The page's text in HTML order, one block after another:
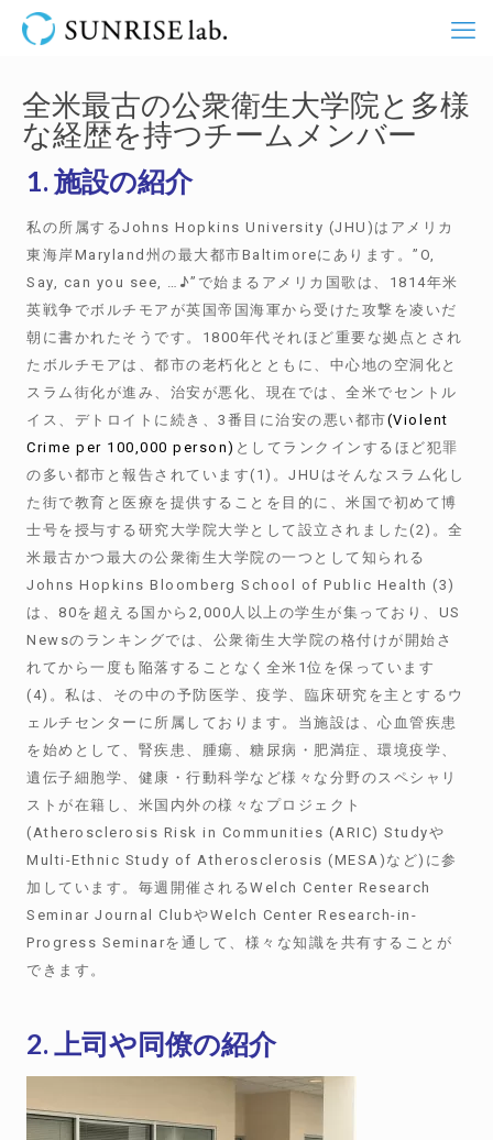
全米最古の公衆衛生大学院と多様
な経歴を持つチームメンバー
1. 施設の紹介
私の所属するJohns Hopkins University (JHU)はアメリカ
東海岸Maryland州の最大都市Baltimoreにあります。”O,
Say, can you see, …♪”で始まるアメリカ国歌は、1814年米
英戦争でボルチモアが英国帝国海軍から受けた攻撃を凌いだ
朝に書かれたそうです。1800年代それほど重要な拠点とされ
たボルチモアは、都市の老朽化とともに、中心地の空洞化と
スラム街化が進み、治安が悪化、現在では、全米でセントル
イス、デトロイトに続き、3番目に治安の悪い都市(Violent
Crime per 100,000 person) としてランクインするほど犯罪
の多い都市と報告されています(1)。JHUはそんなスラム化し
た街で教育と医療を提供することを目的に、米国で初めて博
士号を授与する研究大学院大学として設立されました(2)。全
米最古かつ最大の公衆衛生大学院の一つとして知られる
Johns Hopkins Bloomberg School of Public Health (3)
は、80を超える国から2,000人以上の学生が集っており、US
Newsのランキングでは、公衆衛生大学院の格付けが開始さ
れてから一度も陥落することなく全米1位を保っています
(4)。私は、その中の予防医学、疫学、臨床研究を主とするウ
ェルチセンターに所属しております。当施設は、心血管疾患
を始めとして、腎疾患、腫瘍、糖尿病・肥満症、環境疫学、
遺伝子細胞学、健康・行動科学など様々な分野のスペシャリ
ストが在籍し、米国内外の様々なプロジェクト
(Atherosclerosis Risk in Communities (ARIC) Studyや
Multi-Ethnic Study of Atherosclerosis (MESA)など)に参
加しています。毎週開催されるWelch Center Research
Seminar Journal ClubやWelch Center Research-in-
Progress Seminarを通して、様々な知識を共有することが
できます。
2. 上司や同僚の紹介